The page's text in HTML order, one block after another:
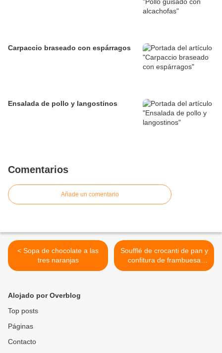
Carpaccio braseado con espárragos
Ensalada de pollo y langostinos
Comentarios
Añade un comentario
< Sopa de chocolate a las
tres naranjas
Soufflé de crocanti de pan y
confitura de frambuesa
caliente >
Alojado por Overblog
Top posts
Páginas
Contacto